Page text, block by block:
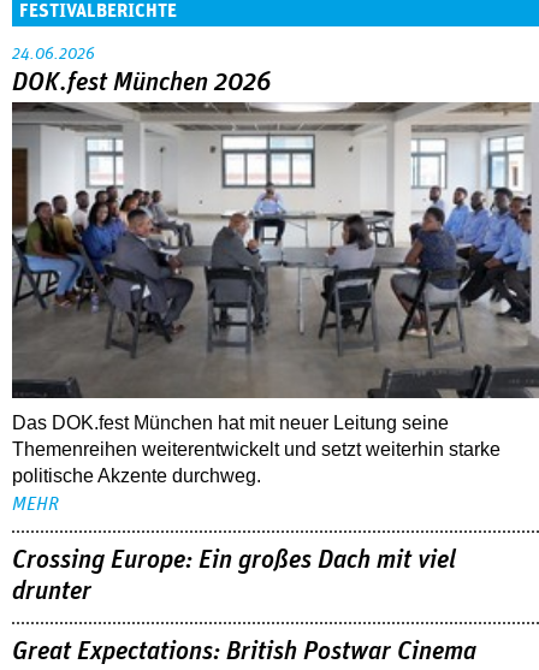
FESTIVALBERICHTE
24.06.2026
DOK.fest München 2026
Das DOK.fest München hat mit neuer Leitung seine
Themenreihen weiterentwickelt und setzt weiterhin starke
politische Akzente durchweg.
MEHR
Crossing Europe: Ein großes Dach mit viel
drunter
Great Expectations: British Postwar Cinema